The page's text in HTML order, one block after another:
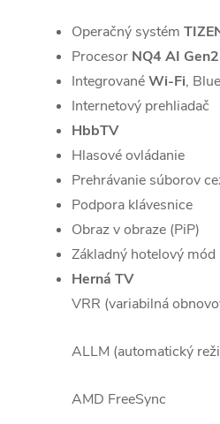
Operačný systém
Procesor NQ4 AI Gen2
IntegrovanéWi-Fi,
Internetový prehliadač
HbbTV
Hlasové ovládanie
Prehrávanie súborov
Podpora klávesnice
Obraz v obraze (PiP)
Základný hotelový mód
Herná TV
VRR (variabilná
ALLM (automatický
AMD FreeSync